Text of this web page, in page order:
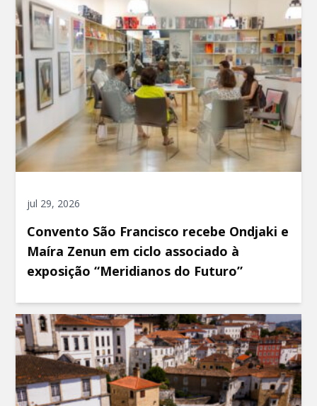
jul 29, 2026
Convento São Francisco recebe Ondjaki e
Maíra Zenun em ciclo associado à
exposição “Meridianos do Futuro”